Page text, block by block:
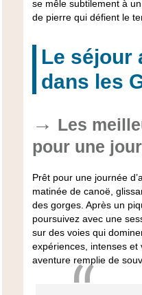
se mêle subtilement à
de pierre qui défient le
Le séjour
dans les
Les
pour une
Prêt pour une journée
matinée de canoë,
des gorges. Après un
poursuivez avec une
sur des voies qui
expériences, intenses
aventure remplie de